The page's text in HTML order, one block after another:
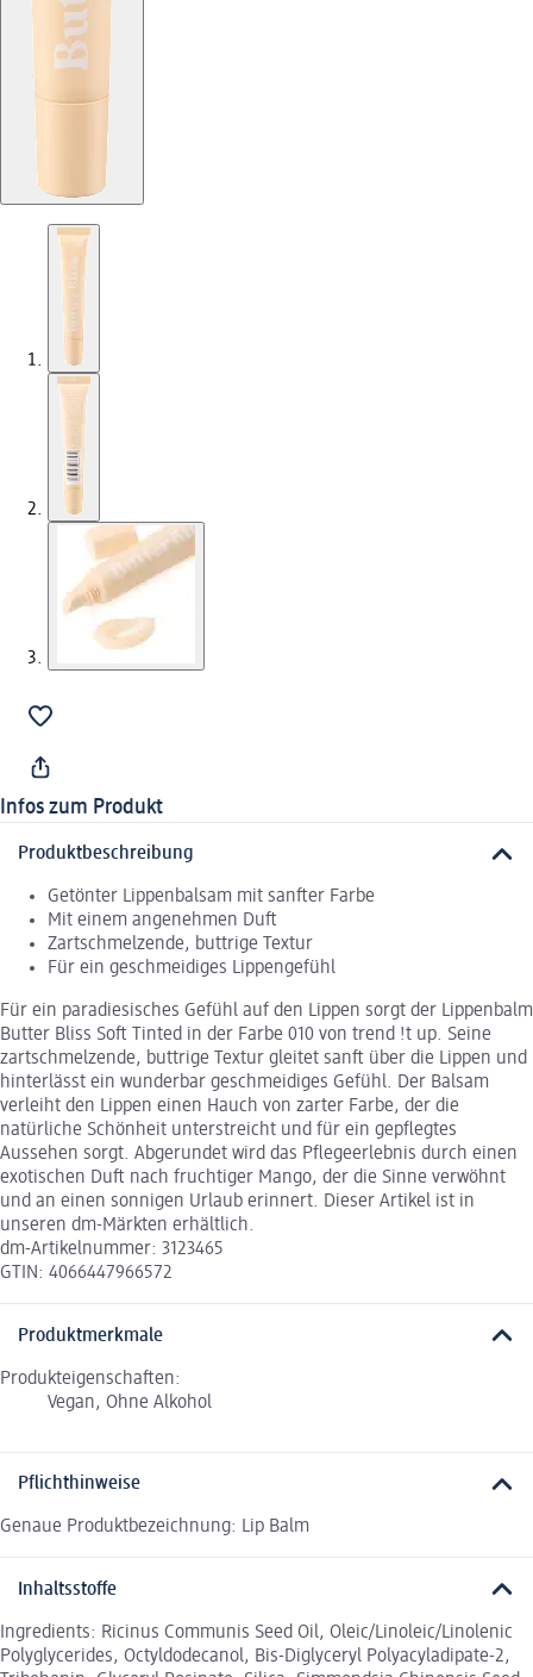
Infos zum Produkt
Produktbeschreibung
Getönter Lippenbalsam mit sanfter Farbe
Mit einem angenehmen Duft
Zartschmelzende, buttrige Textur
Für ein geschmeidiges Lippengefühl
Für ein paradiesisches Gefühl auf den Lippen sorgt der Lippenbalm
Butter Bliss Soft Tinted in der Farbe 010 von trend !t up. Seine
zartschmelzende, buttrige Textur gleitet sanft über die Lippen und
hinterlässt ein wunderbar geschmeidiges Gefühl. Der Balsam
verleiht den Lippen einen Hauch von zarter Farbe, der die
natürliche Schönheit unterstreicht und für ein gepflegtes
Aussehen sorgt. Abgerundet wird das Pflegeerlebnis durch einen
exotischen Duft nach fruchtiger Mango, der die Sinne verwöhnt
und an einen sonnigen Urlaub erinnert. Dieser Artikel ist in
unseren dm-Märkten erhältlich.
dm-Artikelnummer: 3123465
GTIN: 4066447966572
Produktmerkmale
Produkteigenschaften:
Vegan, Ohne Alkohol
Pflichthinweise
Genaue Produktbezeichnung: Lip Balm
Inhaltsstoffe
Ingredients: Ricinus Communis Seed Oil, Oleic/Linoleic/Linolenic
Polyglycerides, Octyldodecanol, Bis-Diglyceryl Polyacyladipate-2,